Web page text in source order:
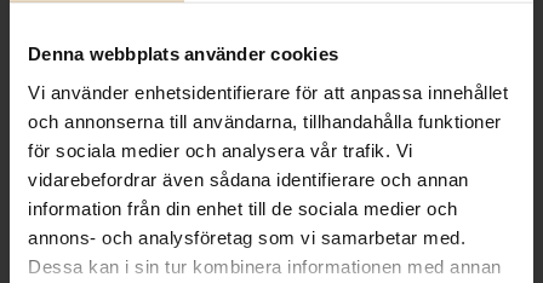
Denna webbplats använder cookies
Vi använder enhetsidentifierare för att anpassa innehållet
och annonserna till användarna, tillhandahålla funktioner
för sociala medier och analysera vår trafik. Vi
vidarebefordrar även sådana identifierare och annan
information från din enhet till de sociala medier och
annons- och analysföretag som vi samarbetar med.
Dessa kan i sin tur kombinera informationen med annan
SAMLA BONUS I KUNDKLUBBEN
Håll dig uppdaterad
PRENUMERERA PÅ VÅRT NYHETSBREV
Kvinna Man